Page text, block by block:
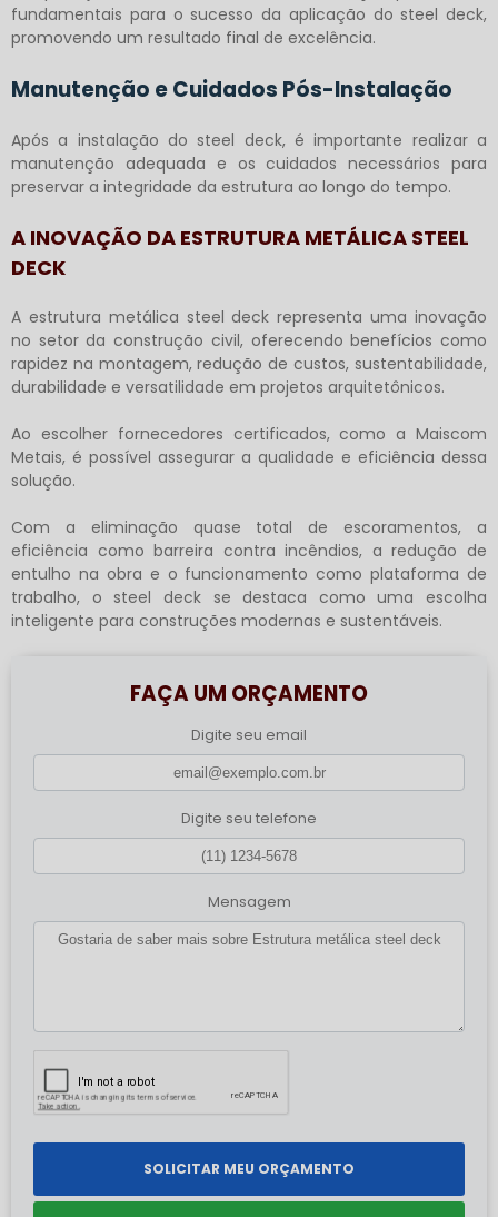
fundamentais para o sucesso da aplicação do steel deck,
promovendo um resultado final de excelência.
Manutenção e Cuidados Pós-Instalação
Após a instalação do steel deck, é importante realizar a
manutenção adequada e os cuidados necessários para
preservar a integridade da estrutura ao longo do tempo.
A INOVAÇÃO DA ESTRUTURA METÁLICA STEEL
DECK
A estrutura metálica steel deck representa uma inovação
no setor da construção civil, oferecendo benefícios como
rapidez na montagem, redução de custos, sustentabilidade,
durabilidade e versatilidade em projetos arquitetônicos.
Ao escolher fornecedores certificados, como a Maiscom
Metais, é possível assegurar a qualidade e eficiência dessa
solução.
Com a eliminação quase total de escoramentos, a
eficiência como barreira contra incêndios, a redução de
entulho na obra e o funcionamento como plataforma de
trabalho, o steel deck se destaca como uma escolha
inteligente para construções modernas e sustentáveis.
FAÇA UM ORÇAMENTO
Digite seu email
Digite seu telefone
Mensagem
SOLICITAR MEU ORÇAMENTO